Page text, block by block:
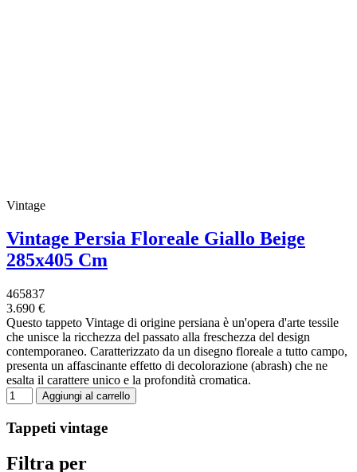
Vintage
Vintage Persia Floreale Giallo Beige
285x405 Cm
465837
3.690 €
Questo tappeto Vintage di origine persiana è un'opera d'arte tessile
che unisce la ricchezza del passato alla freschezza del design
contemporaneo. Caratterizzato da un disegno floreale a tutto campo,
presenta un affascinante effetto di decolorazione (abrash) che ne
esalta il carattere unico e la profondità cromatica.
Aggiungi al carrello
Tappeti vintage
Filtra per